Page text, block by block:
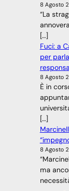
8 Agosto
“La
[…]
Fuci: a
per
8 Agosto
È in
[…]
8 Agosto
ma